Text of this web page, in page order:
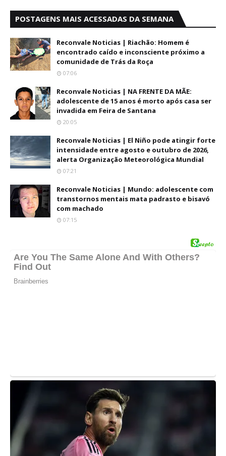
POSTAGENS MAIS ACESSADAS DA SEMANA
Reconvale Noticias | Riachão: Homem é
encontrado caído e inconsciente próximo a
comunidade de Trás da Roça
07:06
Reconvale Noticias | NA FRENTE DA MÃE:
adolescente de 15 anos é morto após casa ser
invadida em Feira de Santana
20:05
Reconvale Noticias | El Niño pode atingir forte
intensidade entre agosto e outubro de 2026,
alerta Organização Meteorológica Mundial
07:21
Reconvale Noticias | Mundo: adolescente com
transtornos mentais mata padrasto e bisavó
com machado
07:15